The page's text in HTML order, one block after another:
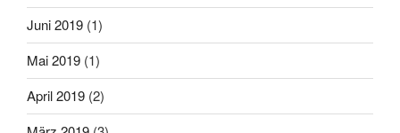
Juni 2019 (1)
Mai 2019 (1)
April 2019 (2)